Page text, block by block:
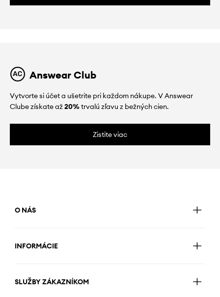
Answear Club
Vytvorte si účet a ušetrite pri každom nákupe. V Answear
Clube získate až20%trvalú zľavu z bežných cien.
Zistite viac
O NÁS
INFORMÁCIE
SLUŽBY ZÁKAZNÍKOM